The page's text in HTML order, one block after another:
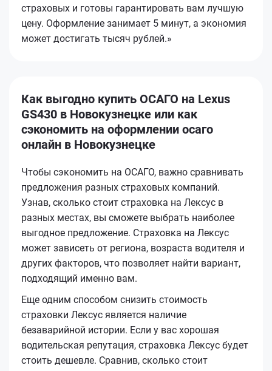
страховых и готовы гарантировать вам лучшую
цену. Оформление занимает 5 минут, а экономия
может достигать тысяч рублей.»
Как выгодно купить ОСАГО на Lexus
GS430 в Новокузнецке или как
сэкономить на оформлении осаго
онлайн в Новокузнецке
Чтобы сэкономить на ОСАГО, важно сравнивать
предложения разных страховых компаний.
Узнав, сколько стоит страховка на Лексус в
разных местах, вы сможете выбрать наиболее
выгодное предложение. Страховка на Лексус
может зависеть от региона, возраста водителя и
других факторов, что позволяет найти вариант,
подходящий именно вам.
Еще одним способом снизить стоимость
страховки Лексус является наличие
безаварийной истории. Если у вас хорошая
водительская репутация, страховка Лексус будет
стоить дешевле. Сравнив, сколько стоит